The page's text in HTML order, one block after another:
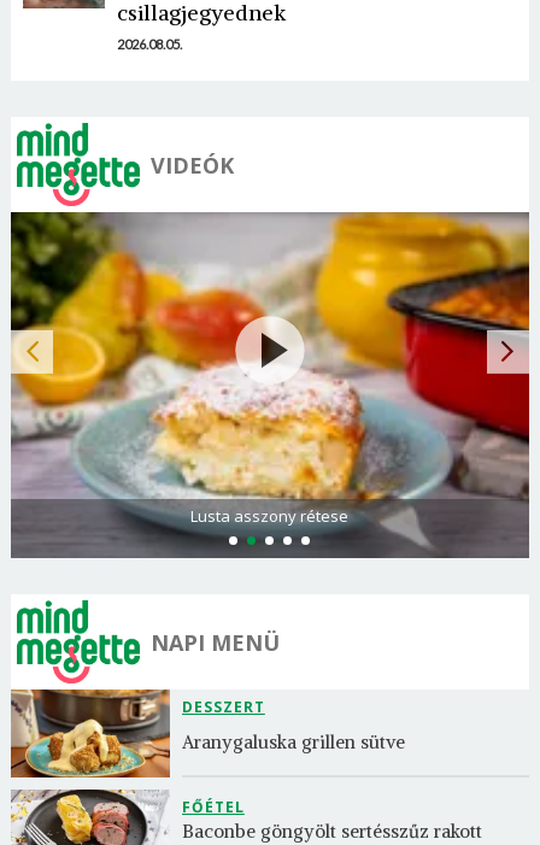
csillagjegyednek
2026.08.05.
VIDEÓK
Lusta asszony rétese
NAPI MENÜ
DESSZERT
Aranygaluska grillen sütve
FŐÉTEL
Baconbe göngyölt sertésszűz rakott
Mégse